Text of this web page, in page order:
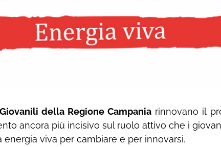
della Regione Campania rinnovano il
ancora più incisivo sul ruolo attivo che i
energia viva per cambiare e per innovarsi.